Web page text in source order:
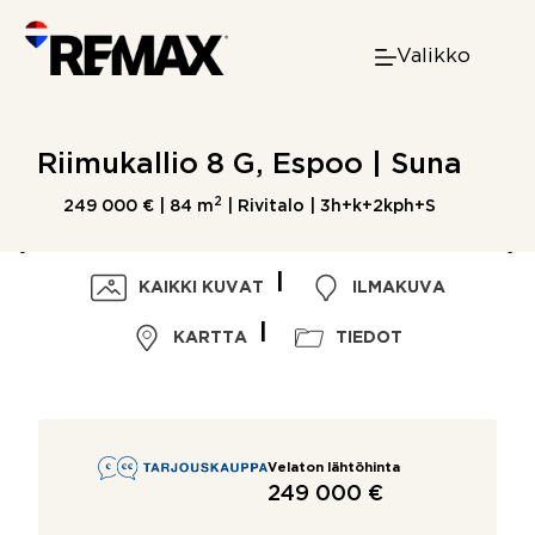
content
Valikko
Riimukallio 8 G, Espoo | Suna
249 000 € | 84 m 2 | Rivitalo | 3h+k+2kph+S
KAIKKI KUVAT ILMAKUVA
KARTTA TIEDOT
Velaton lähtöhinta
249 000 €